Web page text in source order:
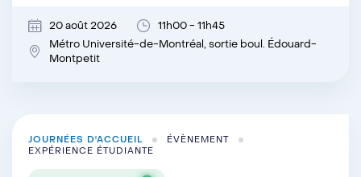
20 août 2026
11h00 - 11h45
Métro Université-de-Montréal, sortie boul. Édouard-
Montpetit
JOURNÉES D'ACCUEIL
ÉVÈNEMENT
EXPÉRIENCE ÉTUDIANTE